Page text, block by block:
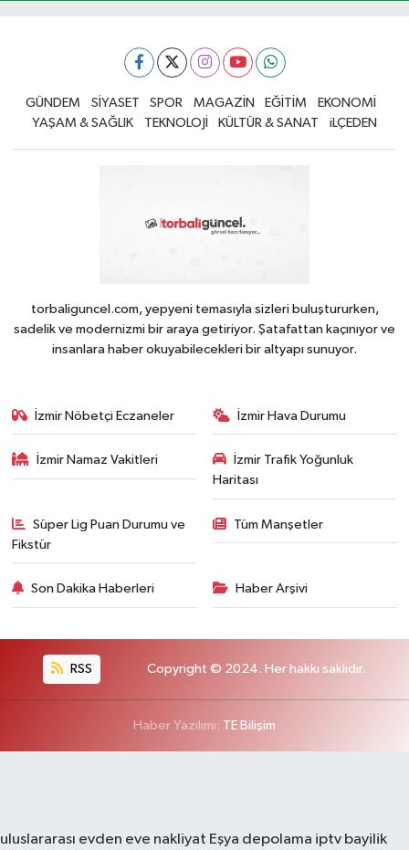
GÜNDEM SİYASET SPOR MAGAZİN EĞİTİM
EKONOMİ
YAŞAM & SAĞLIK
TEKNOLOJİ KÜLTÜR & SANAT iLÇEDEN
torbaliguncel.com, yepyeni temasıyla sizleri buluştururken,
sadelik ve modernizmi bir araya getiriyor. Şatafattan kaçınıyor ve
insanlara haber okuyabilecekleri bir altyapı sunuyor.
İzmir Nöbetçi Eczaneler İzmir Hava Durumu
İzmir Namaz Vakitleri
İzmir Trafik Yoğunluk
Haritası
Süper Lig Puan Durumu ve
Fikstür
Tüm Manşetler
Son Dakika Haberleri Haber Arşivi
RSS Copyright © 2024. Her hakkı saklıdır.
Haber Yazılımı: TE Bilişim
uluslararası evden eve nakliyat Eşya depolama iptv bayilik